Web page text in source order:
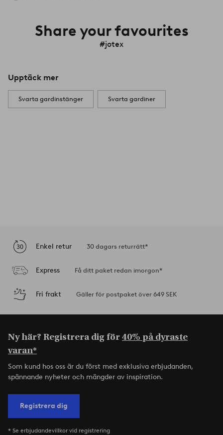
Share your favourites
#jotex
Upptäck mer
Svarta gardinstänger Svarta gardiner
Enkel retur 30 dagars returrätt*
Express Få ditt paket redan imorgon*
Fri frakt Gäller för postpaket över 649 SEK
Ny här? Registrera dig för40% på dyraste
varan*
Som kund hos oss är du först med exklusiva erbjudanden,
spännande nyheter och mängder av inspiration.
Registrera dig
* Se erbjudandevillkor vid registrering